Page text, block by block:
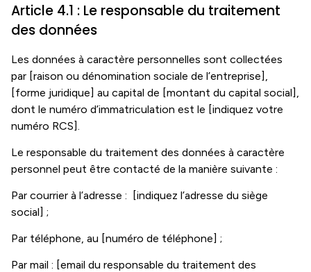
Article 4.1 : Le responsable du traitement
des données
Les données à caractère personnelles sont collectées
par [raison ou dénomination sociale de l’entreprise],
[forme juridique] au capital de [montant du capital social],
dont le numéro d’immatriculation est le [indiquez votre
numéro RCS].
Le responsable du traitement des données à caractère
personnel peut être contacté de la manière suivante :
Par courrier à l’adresse : [indiquez l’adresse du siège
social] ;
Par téléphone, au [numéro de téléphone] ;
Par mail : [email du responsable du traitement des